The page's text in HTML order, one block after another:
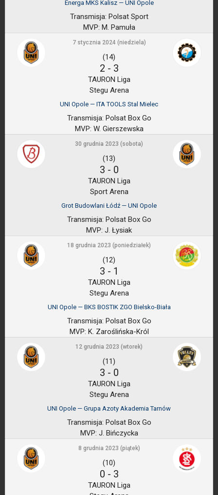
Energa MKS Kalisz — UNI Opole
Transmisja: Polsat Sport
MVP: M. Pamuła
7 stycznia 2024 (niedziela)
(14)
2 - 3
TAURON Liga
Stegu Arena
UNI Opole — ITA TOOLS Stal Mielec
Transmisja: Polsat Box Go
MVP: W. Gierszewska
30 grudnia 2023 (sobota)
(13)
3 - 0
TAURON Liga
Sport Arena
Grot Budowlani Łódź — UNI Opole
Transmisja: Polsat Box Go
MVP: J. Łysiak
18 grudnia 2023 (poniedziałek)
(12)
3 - 1
TAURON Liga
Stegu Arena
UNI Opole — BKS BOSTIK ZGO Bielsko-Biała
Transmisja: Polsat Box Go
MVP: K. Zaroślińska-Król
12 grudnia 2023 (wtorek)
(11)
3 - 0
TAURON Liga
Stegu Arena
UNI Opole — Grupa Azoty Akademia Tarnów
Transmisja: Polsat Box Go
MVP: J. Bińczycka
8 grudnia 2023 (piątek)
(10)
0 - 3
TAURON Liga